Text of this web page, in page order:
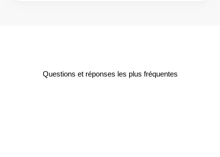
Questions et réponses les plus fréquentes